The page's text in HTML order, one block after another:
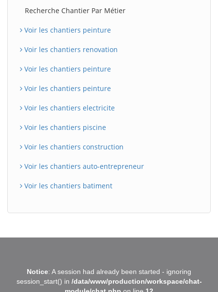
Recherche Chantier Par Métier
Voir les chantiers peinture
Voir les chantiers renovation
Voir les chantiers peinture
Voir les chantiers peinture
Voir les chantiers electricite
Voir les chantiers piscine
Voir les chantiers construction
Voir les chantiers auto-entrepreneur
Voir les chantiers batiment
Notice: A session had already been started - ignoring
session_start() in /data/www/production/workspace/chat-
B Assistant en ligne